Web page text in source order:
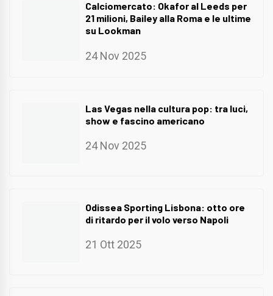
Calciomercato: Okafor al Leeds per
21 milioni, Bailey alla Roma e le ultime
su Lookman
24 Nov 2025
Las Vegas nella cultura pop: tra luci,
show e fascino americano
24 Nov 2025
Odissea Sporting Lisbona: otto ore
di ritardo per il volo verso Napoli
21 Ott 2025